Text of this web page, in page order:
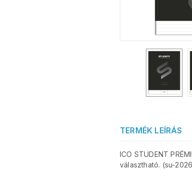
TERMÉK LEÍRÁS
ICO STUDENT
választható. (su-